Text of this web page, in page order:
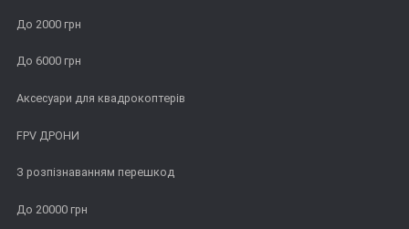
До 2000 грн
До 6000 грн
Аксесуари для квадрокоптерів
FPV ДРОНИ
З розпізнаванням перешкод
До 20000 грн